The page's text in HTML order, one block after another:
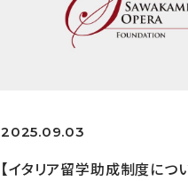
2025.09.03
【イタリア留学助成制度につ